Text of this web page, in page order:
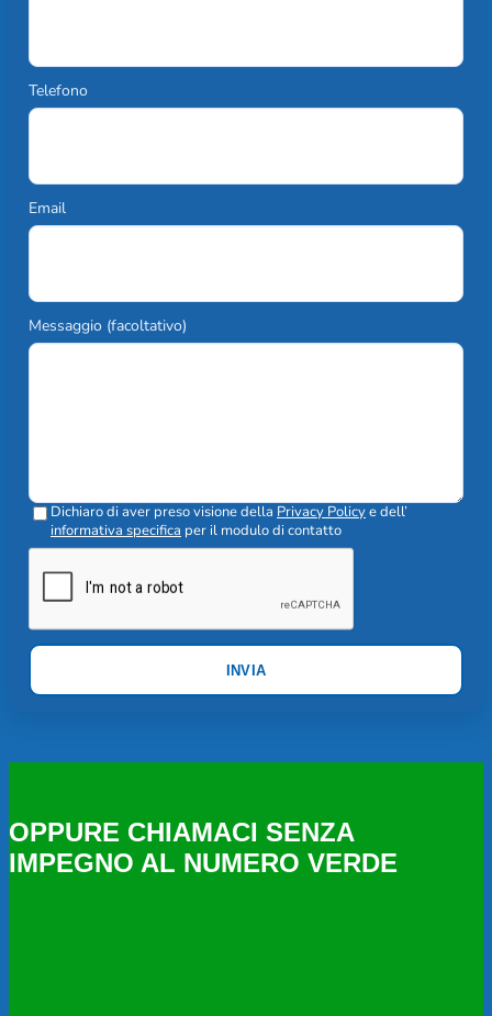
Telefono
Email
Messaggio (facoltativo)
Dichiaro di aver preso visione della Privacy Policye dell’
informativa specifica per il modulo di contatto
INVIA
OPPURE CHIAMACI SENZA
IMPEGNO AL NUMERO VERDE